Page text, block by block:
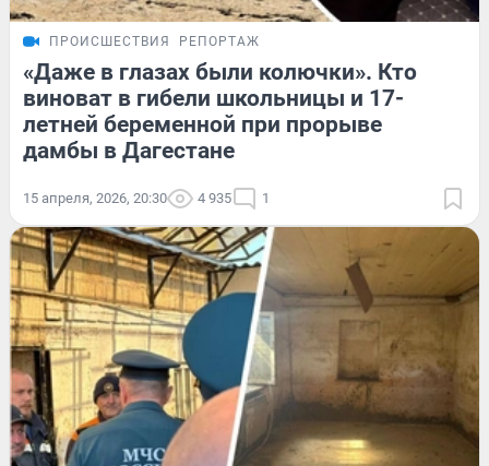
ПРОИСШЕСТВИЯ РЕПОРТАЖ
«Даже в глазах были колючки». Кто
виноват в гибели школьницы и 17-
летней беременной при прорыве
дамбы в Дагестане
15 апреля, 2026, 20:30 4 935 1